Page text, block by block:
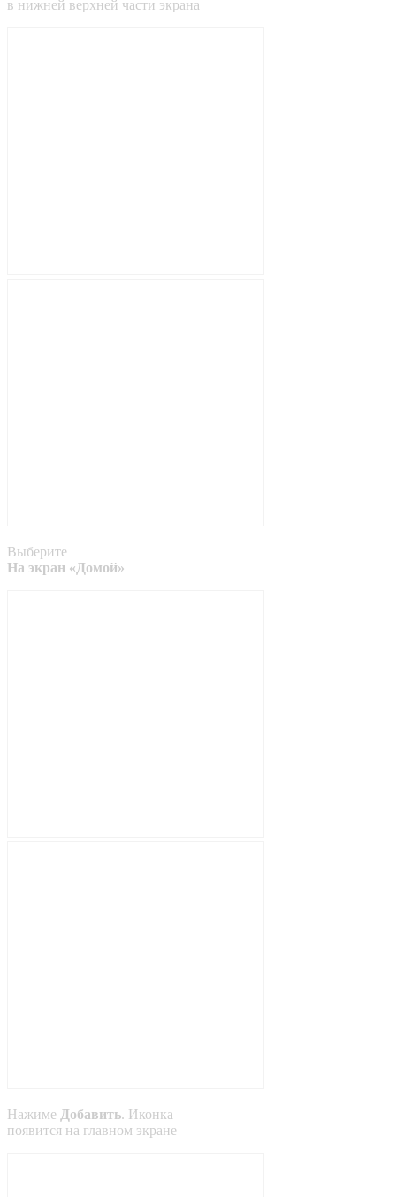
в нижней верхней части экрана
Выберите
На экран «Домой»
Нажиме Добавить. Иконка
появится на главном экране